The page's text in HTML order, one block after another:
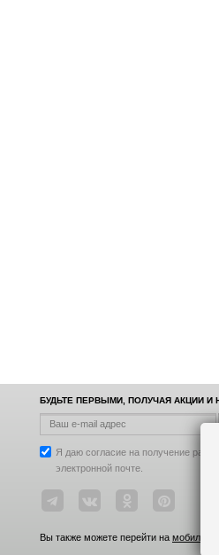
БУДЬТЕ ПЕРВЫМИ, ПОЛУЧАЯ АКЦИИ И
Я даю согласие на получение
электронной почте.
Вы также можете перейти на